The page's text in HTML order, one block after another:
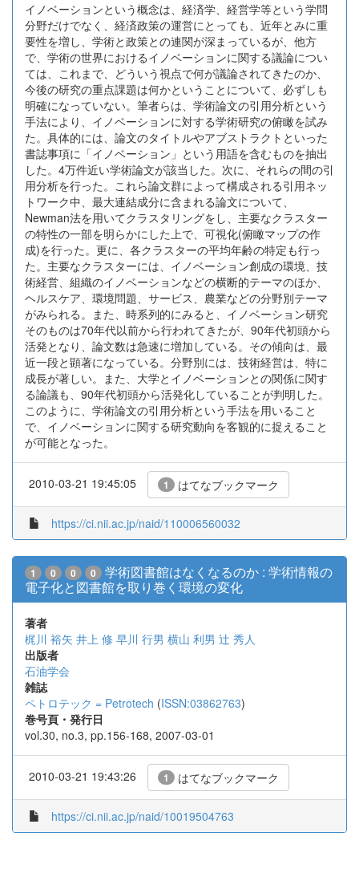
イノベーションという概念は、経済学、経営学等という学問
分野だけでなく、経済政策の運営にとっても、近年とみに重
要性を増し、学術と政策との連関が深まっているが、他方
で、学術の世界におけるイノベーションに関する議論につい
ては、これまで、どういう視点で何が議論されてきたのか、
今後の研究の重点課題は何かということについて、必ずしも
明確になっていない。筆者らは、学術論文の引用分析という
手法により、イノベーションに対する学術研究の俯瞰を試み
た。具体的には、論文のタイトルやアブストラクトといった
書誌事項に「イノベーション」という用語を含むものを抽出
した。4万件近い学術論文が該当した。次に、それらの間の引
用分析を行った。これら論文群によって構成される引用ネッ
トワーク中、最大連結成分に含まれる論文について、
Newman法を用いてクラスタリングをし、主要なクラスター
の特性の一部を明らかにした上で、可視化(俯瞰マップの作
成)を行った。更に、各クラスターの平均年齢の特定も行っ
た。主要なクラスターには、イノベーション創成の環境、技
術経営、組織のイノベーションなどの横断的テーマのほか、
ヘルスケア、環境問題、サービス、農業などの分野別テーマ
がみられる。また、時系列的にみると、イノベーション研究
そのものは70年代以前から行われてきたが、90年代初頭から
活発となり、論文数は急速に増加している。その傾向は、最
近一段と顕著になっている。分野別には、技術経営は、特に
成長が著しい。また、大学とイノベーションとの関係に関す
る論議も、90年代初頭から活発化していることが判明した。
このように、学術論文の引用分析という手法を用いること
で、イノベーションに関する研究動向を客観的に捉えること
が可能となった。
2010-03-21 19:45:05 1 はてなブックマーク
https://ci.nii.ac.jp/naid/110006560032
1 0 0 0
学術図書館はなくなるのか : 学術情報の
電子化と図書館を取り巻く環境の変化
著者
梶川 裕矢 井上 修 早川 行男 横山 利男 辻 秀人
出版者
石油学会
雑誌
ペトロテック = Petrotech (ISSN:03862763)
巻号頁・発行日
vol.30, no.3, pp.156-168, 2007-03-01
2010-03-21 19:43:26 1 はてなブックマーク
https://ci.nii.ac.jp/naid/10019504763